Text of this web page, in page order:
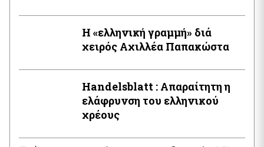
Η «ελληνική γραμμή» διά
χειρός Aχιλλέα Παπακώστα
Handelsblatt : Απαραίτητη η
ελάφρυνση του ελληνικού
χρέους